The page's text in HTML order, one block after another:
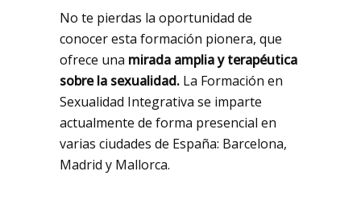
No te pierdas la oportunidad de
conocer esta formación pionera, que
ofrece una mirada amplia y terapéutica
sobre la sexualidad. La Formación en
Sexualidad Integrativa se imparte
actualmente de forma presencial en
varias ciudades de España: Barcelona,
Madrid y Mallorca.